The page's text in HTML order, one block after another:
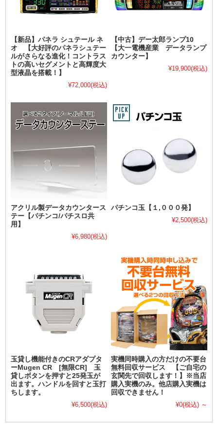
【新品】パネラ シュテール ネ
オ 【大好評のパネラシュテー
ルがさらなる進化！コントラス
トの高いセグメントと高輝度大
型液晶を搭載！】
¥72,000(税込)
【中古】デー太郎ランプ10
【大一電機産業 データランプ
カウンター】
¥19,900(税込)
アクリル製データカウンタース
テー【パチンコ/パチスロ共
用】
¥6,980(税込)
パチンコ玉【１,０００発】
¥2,500(税込)
玉貸し機能付きのCRアダプタ
ーMugen CR [無限CR] 玉
貸しボタンを押すと25発玉が
出ます。ハンドルを回すと玉打
ちします。
¥6,500(税込)
実機同時購入の方だけの不要台
無料回収サービス 【ご自宅の
玄関先で回収します！】※当店
購入実機のみ。他店購入実機は
回収できません！
¥0(税込) ～